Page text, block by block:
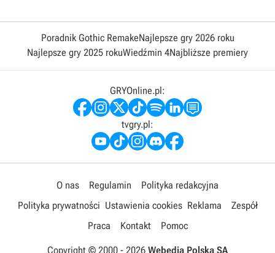
Poradnik Gothic RemakeNajlepsze gry 2026 roku
Najlepsze gry 2025 rokuWiedźmin 4Najbliższe premiery
GRYOnline.pl:
tvgry.pl:
O nas Regulamin
Polityka redakcyjna
Polityka prywatności Ustawienia cookies Reklama
Zespół
Praca
Kontakt Pomoc
Copyright © 2000 - 2026 Webedia Polska SA